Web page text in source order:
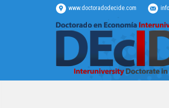
www.doctoradodecide.com